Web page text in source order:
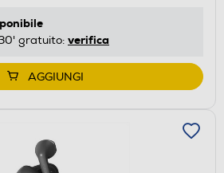
gratuito: verifica
AGGIUNGI